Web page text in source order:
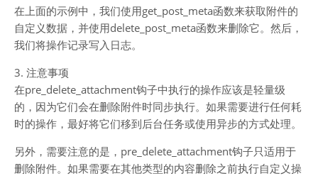
在上面的示例中，我们使用get_post_meta函数来获取附件的
自定义数据，并使用delete_post_meta函数来删除它。然后，
我们将操作记录写入日志。
3. 注意事项
在pre_delete_attachment钩子中执行的操作应该是轻量级
的，因为它们会在删除附件时同步执行。如果需要进行任何耗
时的操作，最好将它们移到后台任务或使用异步的方式处理。
另外，需要注意的是，pre_delete_attachment钩子只适用于
删除附件。如果需要在其他类型的内容删除之前执行自定义操